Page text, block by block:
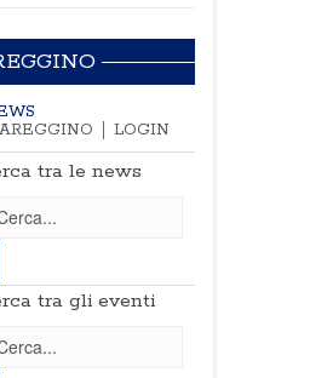
LOGIN
tra le news
tra gli eventi